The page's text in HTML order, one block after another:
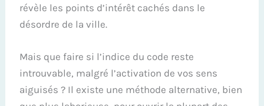
révèle les points d’intérêt cachés dans le
désordre de la ville.
Mais que faire si l’indice du code reste
introuvable, malgré l’activation de vos sens
aiguisés ? Il existe une méthode alternative, bien